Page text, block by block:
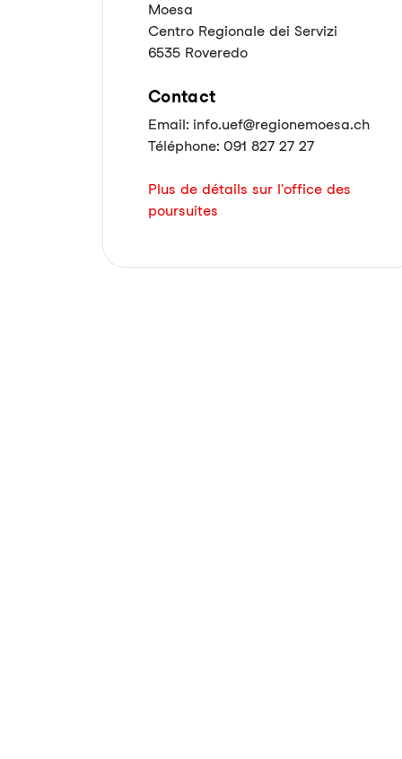
Moesa
Centro Regionale dei Servizi
6535 Roveredo
Contact
Email: info.uef@regionemoesa.ch
Téléphone: 091 827 27 27
Plus de détails sur l'office des
poursuites